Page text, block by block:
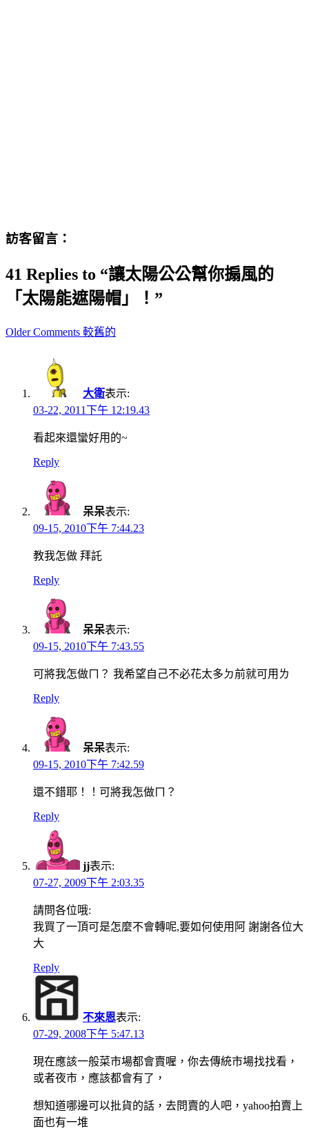
訪客留言：
41 Replies to “讓太陽公公幫你搧風的
「太陽能遮陽帽」！”
Comment
Older Comments 較舊的
大衛表示:
03-22, 2011下午 12:19.43
看起來還蠻好用的~
Reply
呆呆表示:
09-15, 2010下午 7:44.23
教我怎做 拜託
Reply
呆呆表示:
09-15, 2010下午 7:43.55
可將我怎做ㄇ？ 我希望自己不必花太多ㄉ前就可用ㄌ
Reply
呆呆表示:
09-15, 2010下午 7:42.59
還不錯耶！！可將我怎做ㄇ？
Reply
jj表示:
07-27, 2009下午 2:03.35
請問各位哦:
我買了一頂可是怎麼不會轉呢,要如何使用阿 謝謝各位大
大
Reply
不來恩表示:
07-29, 2008下午 5:47.13
現在應該一般菜市場都會賣喔，你去傳統市場找找看，
或者夜市，應該都會有了，
想知道哪邊可以批貨的話，去問賣的人吧，yahoo拍賣上
面也有一堆